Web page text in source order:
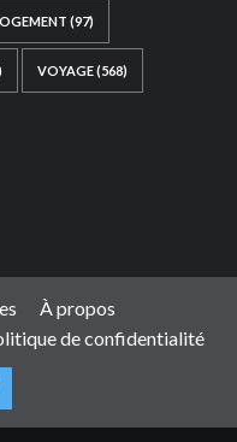
(97)
VOYAGE(568)
À propos
de confidentialité